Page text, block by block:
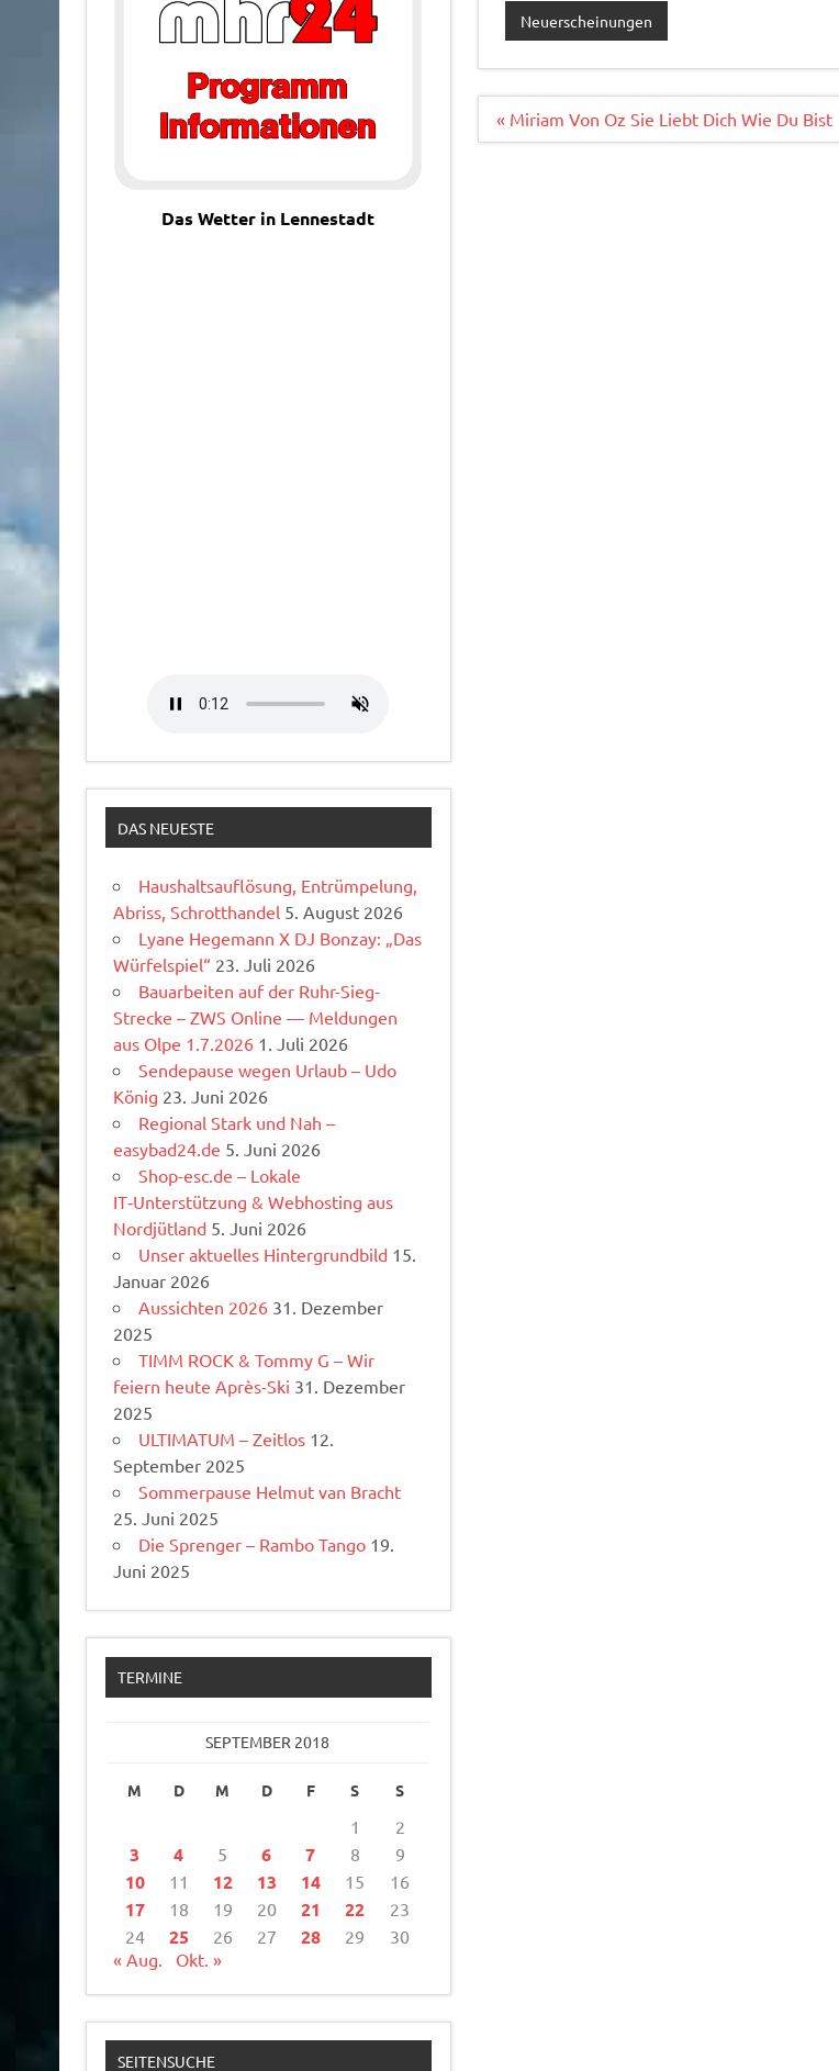
e
b
o
o
it
te
r
ai
l
n
Neuerscheinungen
Beitragsnavigation
« Miriam Von Oz Sie Liebt Dich Wie Du Bist
Das Wetter in Lennestadt
DAS NEUESTE
Haushaltsauflösung, Entrümpelung,
Abriss, Schrotthandel 5. August 2026
Lyane Hegemann X DJ Bonzay: „Das
Würfelspiel“ 23. Juli 2026
Bauarbeiten auf der Ruhr-Sieg-
Strecke – ZWS Online — Meldungen
aus Olpe 1.7.2026 1. Juli 2026
Sendepause wegen Urlaub – Udo
König 23. Juni 2026
Regional Stark und Nah –
easybad24.de 5. Juni 2026
Shop-esc.de – Lokale
IT‑Unterstützung & Webhosting aus
Nordjütland 5. Juni 2026
Unser aktuelles Hintergrundbild 15.
Januar 2026
Aussichten 2026 31. Dezember
2025
TIMM ROCK & Tommy G – Wir
feiern heute Après-Ski 31. Dezember
2025
ULTIMATUM – Zeitlos 12.
September 2025
Sommerpause Helmut van Bracht
25. Juni 2025
Die Sprenger – Rambo Tango 19.
Juni 2025
TERMINE
SEPTEMBER 2018
M D M D F S S
1 2
3 4 5 6 7 8 9
10 11 12 13 14 15 16
17 18 19 20 21 22
23
24
25 26 27 28 29
30
« Aug.
Okt. »
SEITENSUCHE